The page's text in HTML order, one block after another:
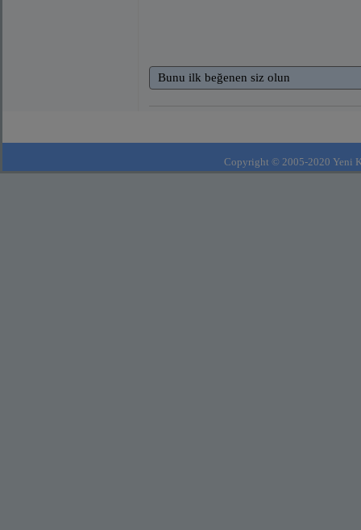
Bunu ilk beğenen siz olun
Copyright © 2005-2020 Yeni